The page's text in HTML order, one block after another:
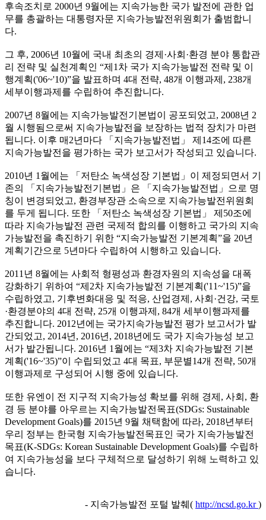
후속조치로 2000년 9월에는 지속가능한 국가 발전에 관한 업
무를 총괄하는 대통령자문 지속가능발전위원회가 출범합니
다.
그 후, 2006년 10월에 국내 최초의 경제·사회·환경 분야 통합관
리 전략 및 실천계획인 “제1차 국가 지속가능발전 전략 및 이
행계획('06~'10)”을 발표하며 4대 전략, 48개 이행과제, 238개
세부이행과제를 수립하여 추진합니다.
2007년 8월에는 지속가능발전기본법이 공포되었고, 2008년 2
월 시행됨으로써 지속가능발전을 보장하는 법적 장치가 마련
됩니다. 이후 매2년마다 「지속가능발전법」 제14조에 따른
지속가능발전을 평가하는 국가 보고서가 작성되고 있습니다.
2010년 1월에는 「저탄소 녹색성장 기본법」이 제정되면서 기
존의 「지속가능발전기본법」은 「지속가능발전법」으로 명
칭이 변경되었고, 환경부장관 소속으로 지속가능발전위원회
를 두게 됩니다. 또한 「저탄소 녹색성장 기본법」 제50조에
따라 지속가능발전 관련 국제적 합의를 이행하고 국가의 지속
가능발전을 촉진하기 위한 “지속가능발전 기본계획”을 20년
계획기간으로 5년마다 수립하여 시행하고 있습니다.
2011년 8월에는 사회적 형평성과 환경자원의 지속성을 대폭
강화하기 위하여 “제2차 지속가능발전 기본계획('11~'15)”을
수립하였고, 기후변화대응 및 적응, 산업경제, 사회·건강, 국토
·환경분야의 4대 전략, 25개 이행과제, 84개 세부이행과제를
추진합니다. 2012년에는 국가지속가능발전 평가 보고서가 발
간되었고, 2014년, 2016년, 2018년에도 국가 지속가능성 보고
서가 발간됩니다. 2016년 1월에는 “제3차 지속가능발전 기본
계획('16~'35)”이 수립되었고 4대 목표, 부문별14개 전략, 50개
이행과제로 구성되어 시행 중에 있습니다.
또한 유엔이 전 지구적 지속가능성 확보를 위해 경제, 사회, 환
경 등 분야를 아우르는 지속가능발전목표(SDGs: Sustainable
Development Goals)를 2015년 9월 채택함에 따라, 2018년부터
우리 정부는 한국형 지속가능발전목표인 국가 지속가능발전
목표(K-SDGs: Korean Sustainable Development Goals)를 수립하
여 지속가능성을 보다 구체적으로 달성하기 위해 노력하고 있
습니다.
- 지속가능발전 포털 발췌( http://ncsd.go.kr)